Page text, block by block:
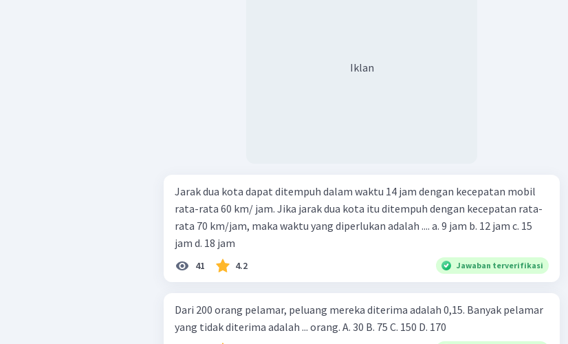
Iklan
Jarak dua kota dapat ditempuh dalam waktu 14 jam dengan kecepatan mobil
rata-rata 60 km/ jam. Jika jarak dua kota itu ditempuh dengan kecepatan rata-
rata 70 km/jam, maka waktu yang diperlukan adalah .... a. 9 jam b. 12 jam c. 15
jam d. 18 jam
41 4.2 Jawaban terverifikasi
Dari 200 orang pelamar, peluang mereka diterima adalah 0,15. Banyak pelamar
yang tidak diterima adalah ... orang. A. 30 B. 75 C. 150 D. 170